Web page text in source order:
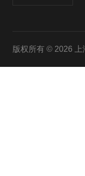
版权所有 © 2026 上